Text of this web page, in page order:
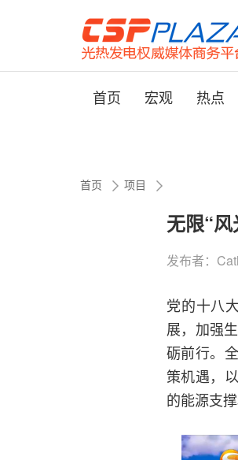
首页 宏观 热点
首页 项目
无限“
发布者：
党的十八
展，加强
砺前行。
策机遇，
的能源支撑